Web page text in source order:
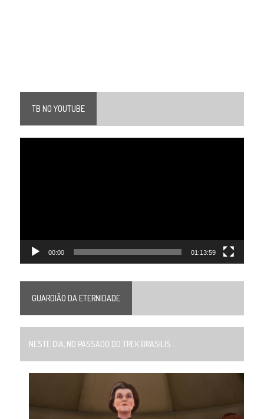
TB NO YOUTUBE
00:00 01:13:59
GUARDIÃO DA ETERNIDADE
NESTE DIA, NO PASSADO DO TREK BRASILIS...